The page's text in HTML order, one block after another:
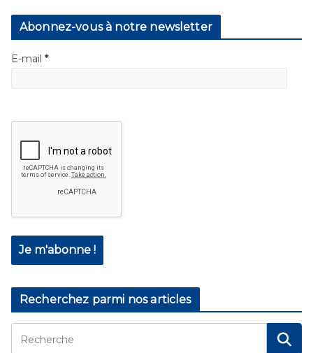
Abonnez-vous à notre newsletter
E-mail *
Recherchez parmi nos articles